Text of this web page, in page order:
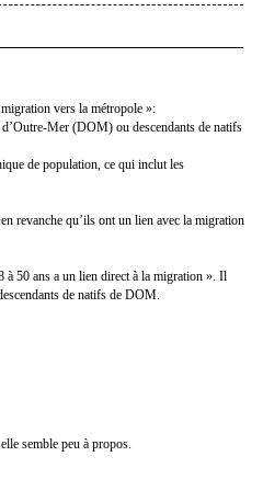
vers la métropole »:
Mer (DOM) ou descendants de natifs
de population, ce qui inclut les
revanche qu’ils ont un lien avec la migration
à 50 ans a un lien direct à la migration ». Il
de natifs de DOM.
semble peu à propos.